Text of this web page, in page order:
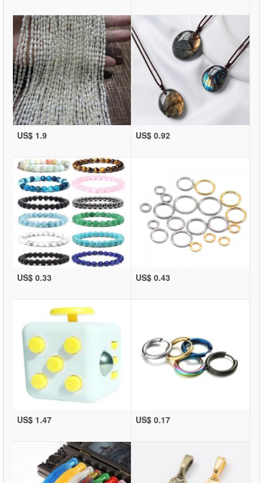
US$ 1.9 US$ 0.92
US$ 0.33 US$ 0.43
US$ 1.47 US$ 0.17